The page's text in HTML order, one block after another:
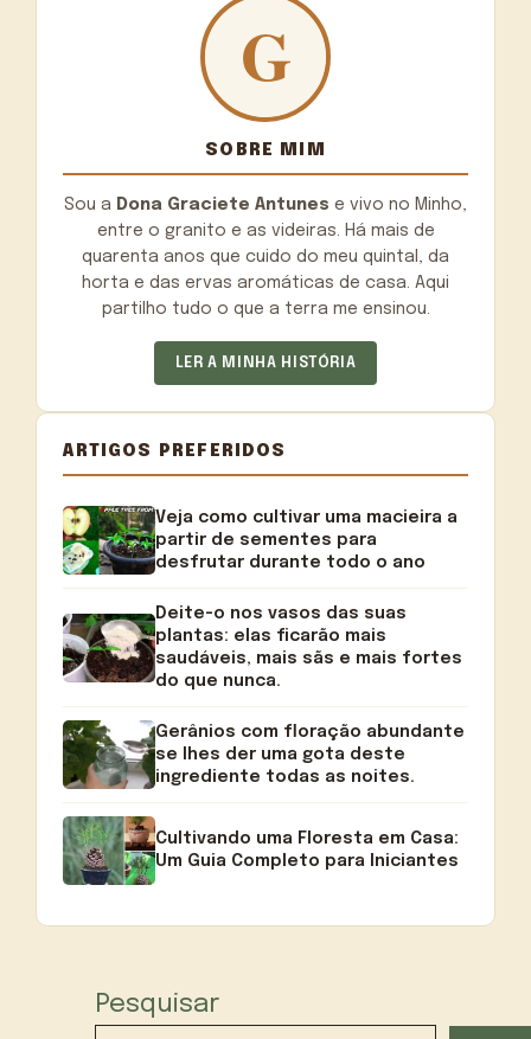
SOBRE MIM
Sou a Dona Graciete Antunes e vivo no Minho,
entre o granito e as videiras. Há mais de
quarenta anos que cuido do meu quintal, da
horta e das ervas aromáticas de casa. Aqui
partilho tudo o que a terra me ensinou.
LER A MINHA HISTÓRIA
ARTIGOS PREFERIDOS
Veja como cultivar uma macieira a
partir de sementes para
desfrutar durante todo o ano
Deite-o nos vasos das suas
plantas: elas ficarão mais
saudáveis, mais sãs e mais fortes
do que nunca.
Gerânios com floração abundante
se lhes der uma gota deste
ingrediente todas as noites.
Cultivando uma Floresta em Casa:
Um Guia Completo para Iniciantes
Pesquisar